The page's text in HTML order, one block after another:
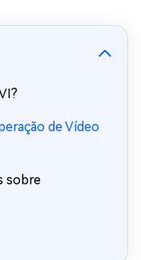
de Vídeo
sobre